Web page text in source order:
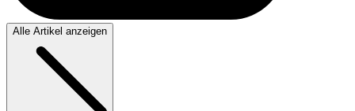
Alle Artikel anzeigen